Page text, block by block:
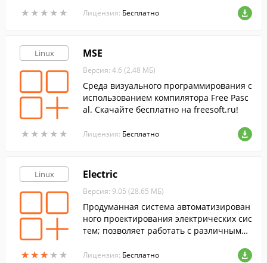
★ ★ ★ ★ ★
★ ★ ★ ★ ★ Лицензия: Бесплатно
Linux
★ ★ ★ ★ ★
★ ★ ★ ★ ★
MSE
Версия: 4.6 (2.48 МБ)
Среда визуального программирования с
использованием компилятора Free Pasc
al. Скачайте бесплатно на freesoft.ru!
Лицензия: Бесплатно
Linux
★★★ ★ ★
★★★ ★ ★
Electric
Версия: 9.05 (28.65 МБ)
Продуманная система автоматизирован
ного проектирования электрических сис
тем; позволяет работать с различными
Лицензия: Бесплатно